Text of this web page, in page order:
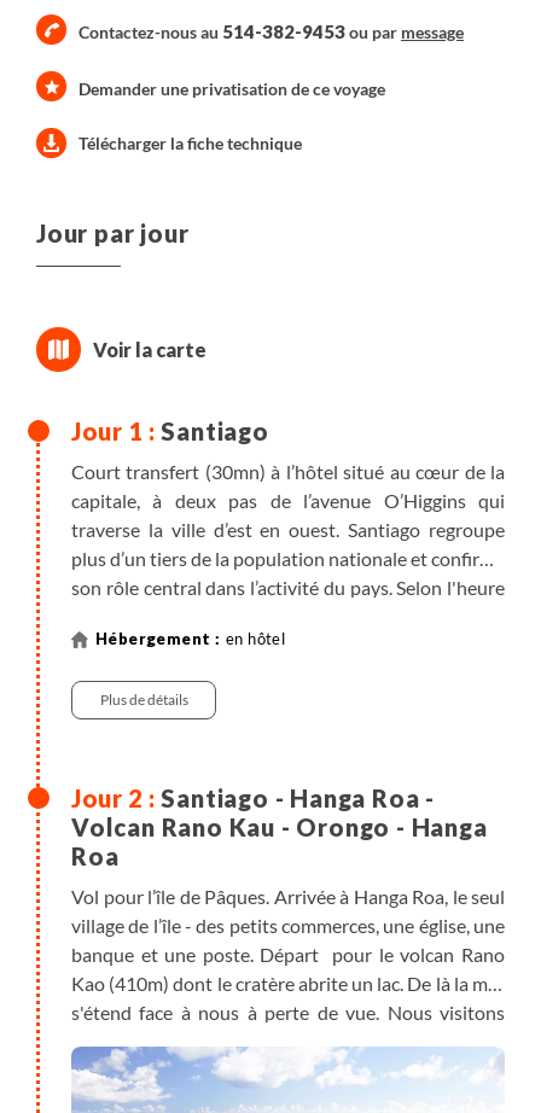
Contactez-nous au 514-382-9453ou par message
Demander une privatisation de ce voyage
Télécharger la fiche technique
Jour par jour
Santiago
Court transfert (30mn) à l’hôtel situé au cœur de la
capitale, à deux pas de l’avenue O’Higgins qui
traverse la ville d’est en ouest. Santiago regroupe
plus d’un tiers de la population nationale et confirme
son rôle central dans l’activité du pays. Selon l'heure
d’intérêts comme la plaza de Armas, la cathédrale, le
dernier nous offre une vue panoramique privilégiée
ville qui s’étale dans l’immense vallée.
Note :
il y a de nombreux bureaux de change dans le
taux du Chili.
en hôtel
Plus de détails
Santiago - Hanga Roa -
Volcan Rano Kau - Orongo - Hanga
Roa
Vol pour l’île de Pâques. Arrivée à Hanga Roa, le seul
village de l’île - des petits commerces, une église, une
banque et une poste. Départ pour le volcan Rano
Kao (410m) dont le cratère abrite un lac. De là la mer
s'étend face à nous à perte de vue. Nous visitons
l’ancien centre cérémoniel d’Orongo. Ce site
archéologique protégé permet de comprendre
comment vivaient les Pascuans à l'époque du culte